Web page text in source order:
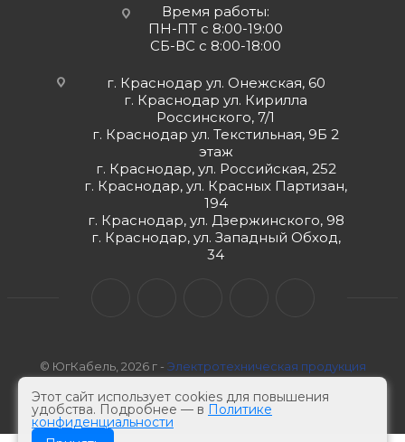
Время работы:
ПН-ПТ с 8:00-19:00
СБ-ВС с 8:00-18:00
г. Краснодар ул. Онежская, 60
г. Краснодар ул. Кирилла
Россинского, 7/1
г. Краснодар ул. Текстильная, 9Б 2
этаж
г. Краснодар, ул. Российская, 252
г. Краснодар, ул. Красных Партизан,
194
г. Краснодар, ул. Дзержинского, 98
г. Краснодар, ул. Западный Обход,
34
© ЮгКабель, 2026 г - Электротехническая продукция
Этот сайт использует cookies для повышения
удобства. Подробнее — в Политике
конфиденциальности